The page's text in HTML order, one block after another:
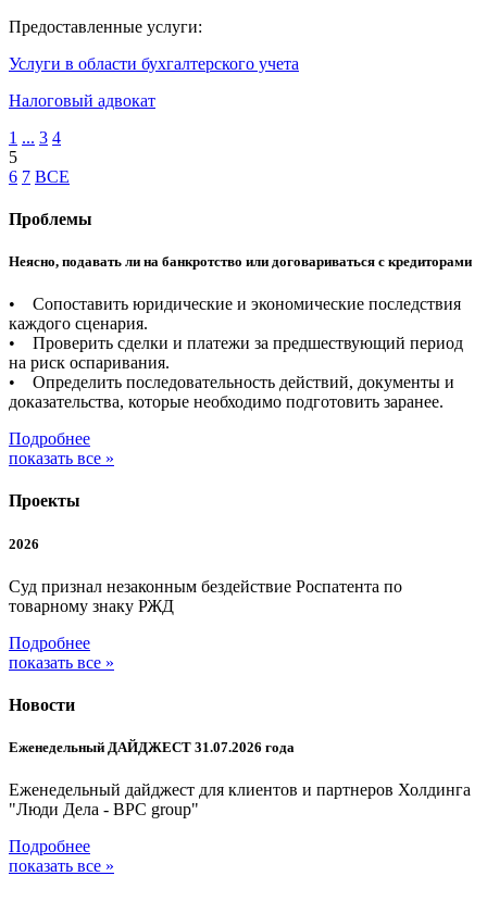
Предоставленные услуги:
Услуги в области бухгалтерского учета
Налоговый адвокат
1 ... 3 4
5
6 7 ВСЕ
Проблемы
Неясно, подавать ли на банкротство или договариваться с кредиторами
• Сопоставить юридические и экономические последствия
каждого сценария.
• Проверить сделки и платежи за предшествующий период
на риск оспаривания.
• Определить последовательность действий, документы и
доказательства, которые необходимо подготовить заранее.
Подробнее
показать все »
Проекты
2026
Суд признал незаконным бездействие Роспатента по
товарному знаку РЖД
Подробнее
показать все »
Новости
Еженедельный ДАЙДЖЕСТ 31.07.2026 года
Еженедельный дайджест для клиентов и партнеров Холдинга
"Люди Дела - BPC group"
Подробнее
показать все »